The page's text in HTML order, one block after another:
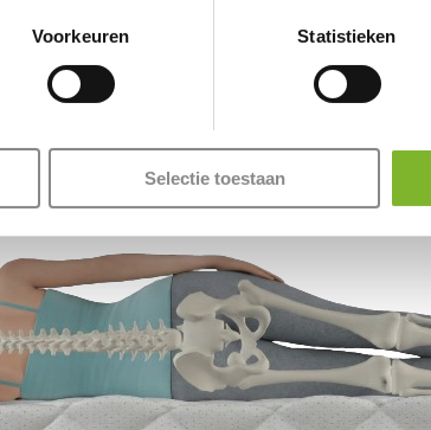
Voorkeuren Statistieken
Selectie toestaan